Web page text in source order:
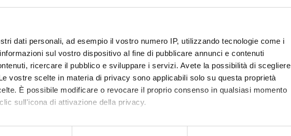
dati personali, ad esempio il vostro numero IP, utilizzando tecnologie come i
sul vostro dispositivo al fine di pubblicare annunci e contenuti
ricercare il pubblico e sviluppare i servizi. Avete la possibilità di scegliere
vostre scelte in materia di privacy sono applicabili solo su questa proprietà
È possibile modificare o revocare il proprio consenso in qualsiasi momento
sull'icona di attivazione della privacy.
7 gennaio 2016